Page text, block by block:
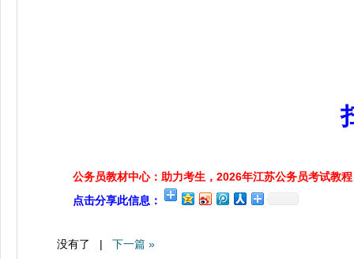
公务员教材中心：助力考生，2026年江苏公务员考试教程
点击分享此信息：
没有了 | 下一篇 »